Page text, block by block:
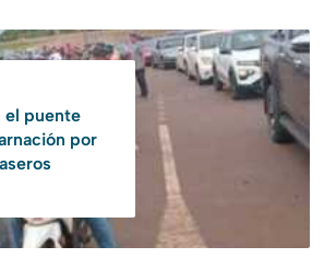
el puente
por